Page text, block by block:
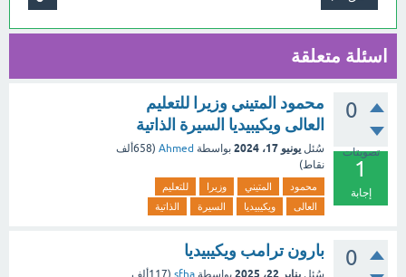
اسئلة متعلقة
0
تصويتات
1
إجابة
محمود المتيني وزيرا للتعليم
العالى ويكيبيديا السيرة الذاتية
سُئل يونيو 17، 2024 بواسطة Ahmed
(658ألف
نقاط)
محمود المتيني وزيرا
للتعليم
العالى
ويكيبيديا السيرة الذاتية
0 بارون ترامب ويكيبيديا
سُئل يناير 22، 2025 بواسطة sfha
(117ألف